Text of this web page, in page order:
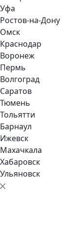
Уфа
Ростов-на-Дону
Омск
Краснодар
Воронеж
Пермь
Волгоград
Саратов
Тюмень
Тольятти
Барнаул
Ижевск
Махачкала
Хабаровск
Ульяновск